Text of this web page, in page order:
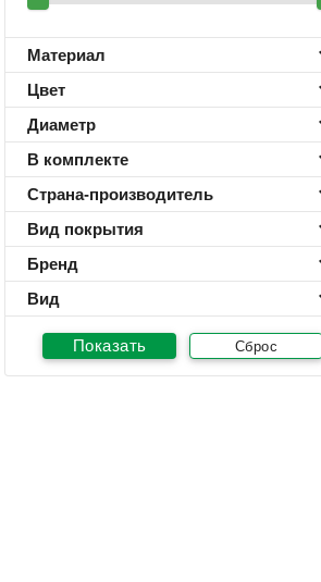
Материал
Цвет
Диаметр
В комплекте
Страна-производитель
Вид покрытия
Бренд
Вид
Сброс